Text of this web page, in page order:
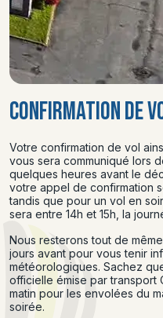
CONFIRMATION DE
Votre confirmation de vol
vous sera communiqué lors
quelques heures avant le
votre appel de confirmation
tandis que pour un vol en
sera entre 14h et 15h, la
Nous resterons tout de
jours avant pour vous tenir
météorologiques. Sachez
officielle émise par transport
matin pour les envolées du
soirée.